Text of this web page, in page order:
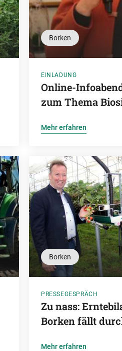
Borken
EINLADUNG
Online-
zum Thema
Mehr erfahren
Borken
PRESSEGESPRÄCH
Zu nass:
Borken fällt
Mehr erfahren